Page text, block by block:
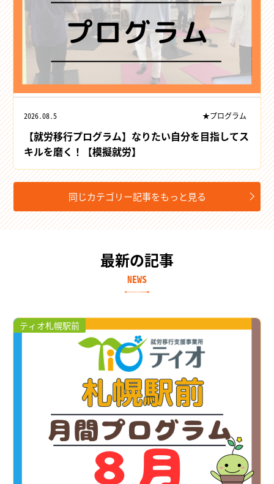
2026.08.5 ★プログラム
【就労移行プログラム】なりたい自分を目指してス
キルを磨く！【模擬就労】
同じカテゴリー記事をもっと見る
最新の記事
NEWS
ティオ札幌駅前